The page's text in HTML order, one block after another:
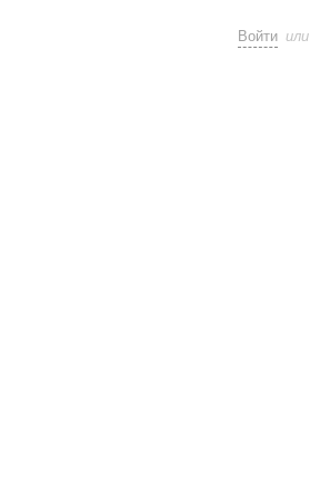
Войти или